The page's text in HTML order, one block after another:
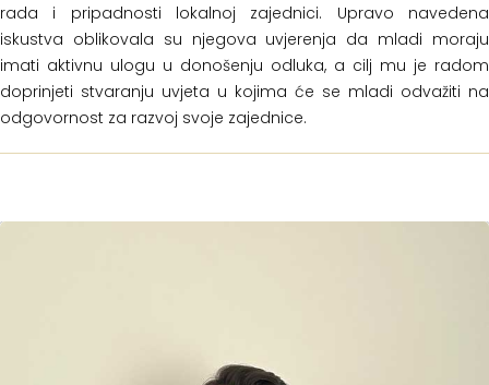
rada i pripadnosti lokalnoj zajednici. Upravo navedena
iskustva oblikovala su njegova uvjerenja da mladi moraju
imati aktivnu ulogu u donošenju odluka, a cilj mu je radom
doprinjeti stvaranju uvjeta u kojima će se mladi odvažiti na
odgovornost za razvoj svoje zajednice.